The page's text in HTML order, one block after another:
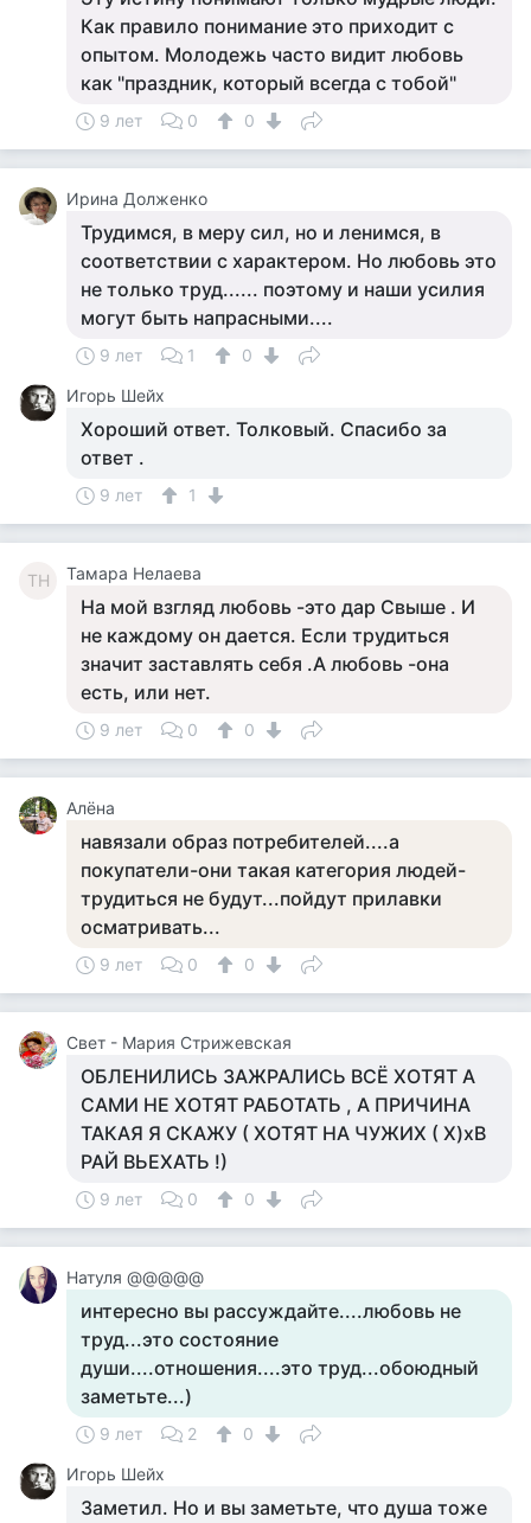
Как правило понимание это приходит с
опытом. Молодежь часто видит любовь
как "праздник, который всегда с тобой"
9 лет 0 0
Ирина Долженко
Трудимся, в меру сил, но и ленимся, в
соответствии с характером. Но любовь это
не только труд...... поэтому и наши усилия
могут быть напрасными....
9 лет 1
0
Игорь Шейх
Хороший ответ. Толковый. Спасибо за
ответ .
9 лет 1
ТН Тамара Нелаева
На мой взгляд любовь -это дар Свыше . И
не каждому он дается. Если трудиться
значит заставлять себя .А любовь -она
есть, или нет.
9 лет 0 0
Алёна
навязали образ потребителей....а
покупатели-они такая категория людей-
трудиться не будут...пойдут прилавки
осматривать...
9 лет 0 0
Свет - Мария Стрижевская
ОБЛЕНИЛИСЬ ЗАЖРАЛИСЬ ВСЁ ХОТЯТ А
САМИ НЕ ХОТЯТ РАБОТАТЬ , А ПРИЧИНА
ТАКАЯ Я СКАЖУ ( ХОТЯТ НА ЧУЖИХ ( Х)хВ
РАЙ ВЬЕХАТЬ !)
9 лет 0 0
Натуля @@@@@
интересно вы рассуждайте....любовь не
труд...это состояние
души....отношения....это труд...обоюдный
заметьте...)
9 лет 2
0
Игорь Шейх
Заметил. Но и вы заметьте, что душа тоже